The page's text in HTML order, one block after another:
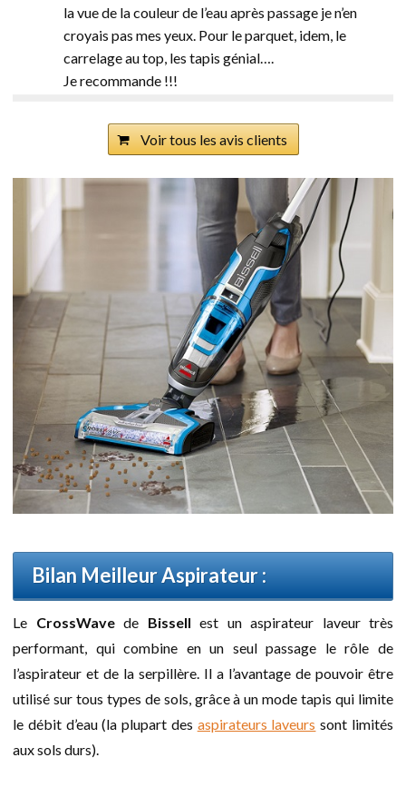
la vue de la couleur de l’eau après passage je n’en
croyais pas mes yeux. Pour le parquet, idem, le
carrelage au top, les tapis génial….
Je recommande !!!
Voir tous les avis clients
Bilan Meilleur Aspirateur :
Le CrossWavede Bissell est un aspirateur laveur très
performant, qui combine en un seul passage le rôle de
l’aspirateur et de la serpillère. Il a l’avantage de pouvoir être
utilisé sur tous types de sols, grâce à un mode tapis qui limite
le débit d’eau (la plupart des aspirateurs laveurs sont limités
aux sols durs).